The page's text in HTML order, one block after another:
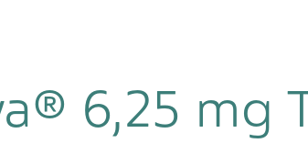
6,25 mg